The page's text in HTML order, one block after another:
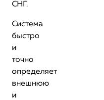
СНГ.
Система
быстро
и
точно
определяет
внешнюю
и